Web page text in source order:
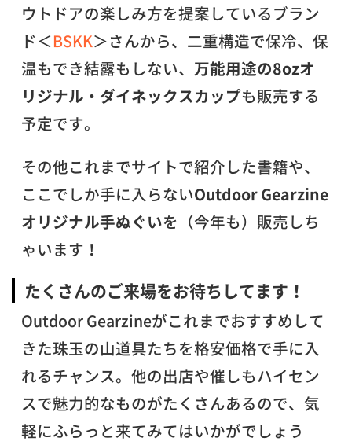
ウトドアの楽しみ方を提案しているブラン
ド＜BSKK＞さんから、二重構造で保冷、保
温もでき結露もしない、万能用途の8ozオ
リジナル・ダイネックスカップも販売する
予定です。
その他これまでサイトで紹介した書籍や、
ここでしか手に入らないOutdoor Gearzine
オリジナル手ぬぐいを（今年も）販売しち
ゃいます！
たくさんのご来場をお待ちしてます！
Outdoor Gearzineがこれまでおすすめして
きた珠玉の山道具たちを格安価格で手に入
れるチャンス。他の出店や催しもハイセン
スで魅力的なものがたくさんあるので、気
軽にふらっと来てみてはいかがでしょう